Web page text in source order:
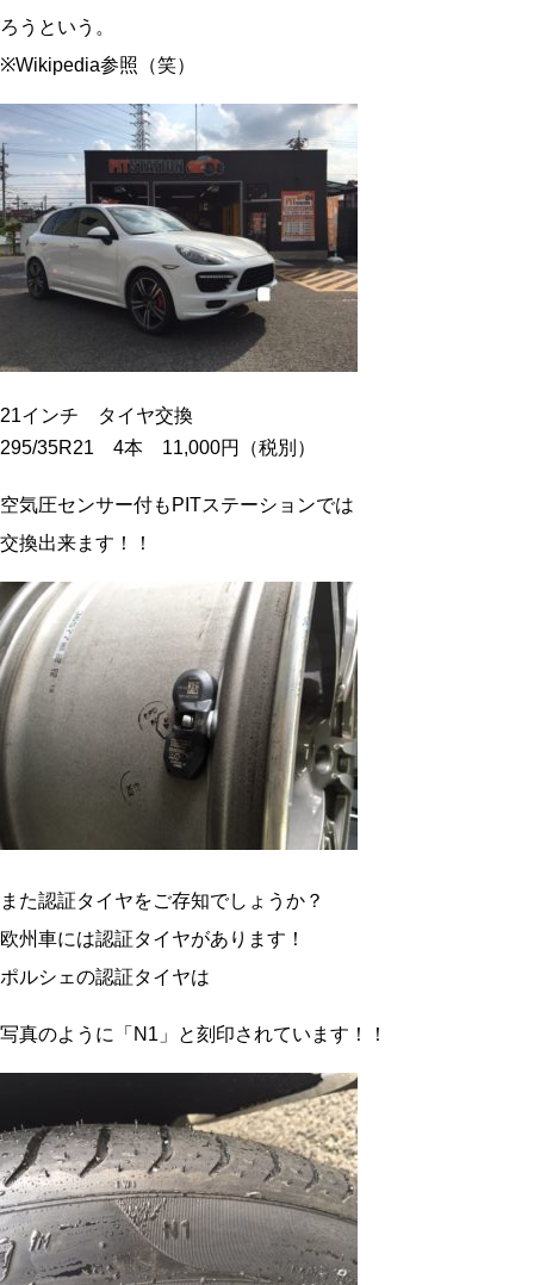
ろうという。
※Wikipedia参照（笑）
21インチ タイヤ交換
295/35R21 4本 11,000円（税別）
空気圧センサー付もPITステーションでは
交換出来ます！！
また認証タイヤをご存知でしょうか？
欧州車には認証タイヤがあります！
ポルシェの認証タイヤは
写真のように「N1」と刻印されています！！